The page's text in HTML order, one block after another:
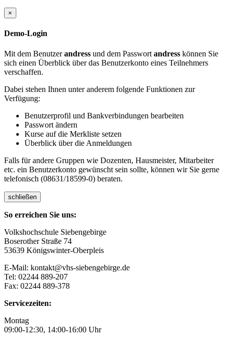
×
Demo-Login
Mit dem Benutzerandress und dem Passwort andress können Sie
sich einen Überblick über das Benutzerkonto eines Teilnehmers
verschaffen.
Dabei stehen Ihnen unter anderem folgende Funktionen zur
Verfügung:
Benutzerprofil und Bankverbindungen bearbeiten
Passwort ändern
Kurse auf die Merkliste setzen
Überblick über die Anmeldungen
Falls für andere Gruppen wie Dozenten, Hausmeister, Mitarbeiter
etc. ein Benutzerkonto gewünscht sein sollte, können wir Sie gerne
telefonisch (08631/18599-0) beraten.
schließen
So erreichen Sie uns:
Volkshochschule Siebengebirge
Boserother Straße 74
53639 Königswinter-Oberpleis
E-Mail: kontakt@vhs-siebengebirge.de
Tel: 02244 889-207
Fax: 02244 889-378
Servicezeiten:
Montag
09:00-12:30, 14:00-16:00 Uhr